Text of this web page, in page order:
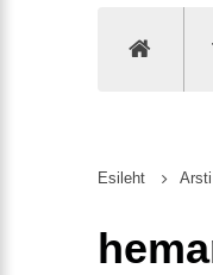
Esileht